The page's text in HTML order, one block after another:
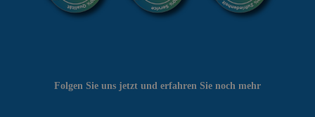
Folgen Sie uns jetzt und erfahren Sie noch mehr